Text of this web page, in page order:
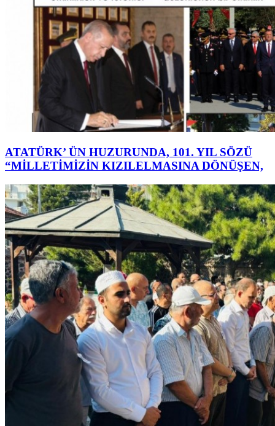
ATATÜRK’ ÜN HUZURUNDA, 101. YIL SÖZÜ
“MİLLETİMİZİN KIZILELMASINA DÖNÜŞEN,